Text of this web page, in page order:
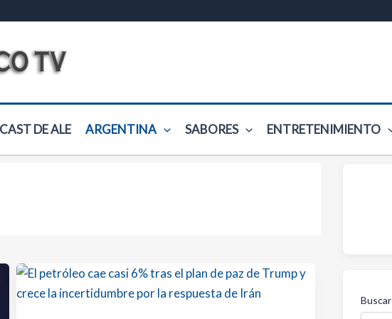
DE ALE ARGENTINA SABORES ENTRETENIMIENTO
Buscar